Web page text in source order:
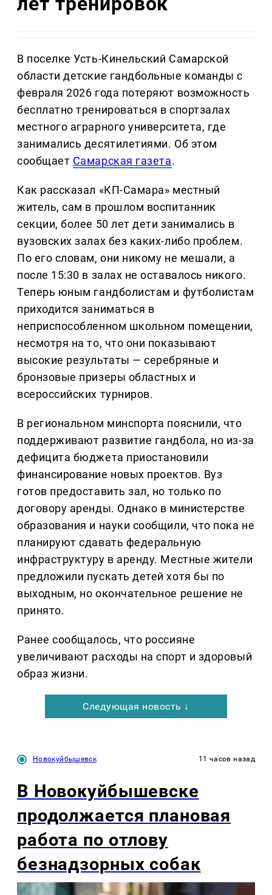
В поселке Усть-Кинельский Самарской
области детские гандбольные команды с
февраля 2026 года потеряют возможность
бесплатно тренироваться в спортзалах
местного аграрного университета, где
занимались десятилетиями. Об этом
сообщает Самарская газета.
Как рассказал «КП-Самара» местный
житель, сам в прошлом воспитанник
секции, более 50 лет дети занимались в
вузовских залах без каких-либо проблем.
По его словам, они никому не мешали, а
после 15:30 в залах не оставалось никого.
Теперь юным гандболистам и футболистам
приходится заниматься в
неприспособленном школьном помещении,
несмотря на то, что они показывают
высокие результаты — серебряные и
бронзовые призеры областных и
всероссийских турниров.
В региональном минспорта пояснили, что
поддерживают развитие гандбола, но из-за
дефицита бюджета приостановили
финансирование новых проектов. Вуз
готов предоставить зал, но только по
договору аренды. Однако в министерстве
образования и науки сообщили, что пока не
планируют сдавать федеральную
инфраструктуру в аренду. Местные жители
предложили пускать детей хотя бы по
выходным, но окончательное решение не
принято.
Ранее сообщалось, что россияне
увеличивают расходы на спорт и здоровый
образ жизни.
Следующая новость ↓
Новокуйбышевск 11 часов назад
В Новокуйбышевске
продолжается плановая
работа по отлову
безнадзорных собак